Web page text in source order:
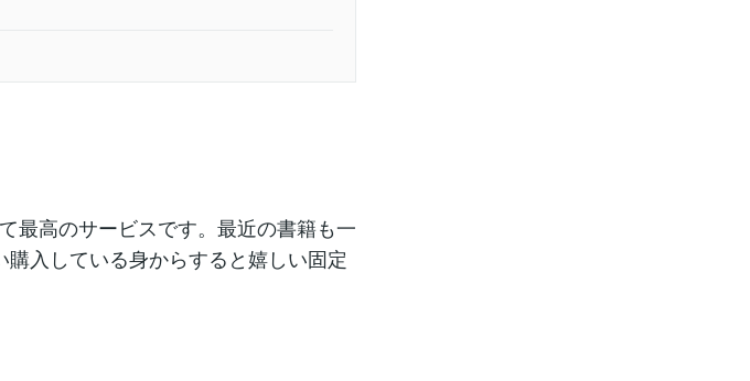
高のサービスです。最近の書籍も一
入している身からすると嬉しい固定